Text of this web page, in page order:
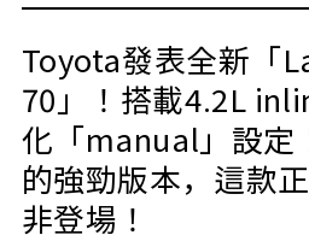
Toyota發表全新「
70」！搭載4.2L
化「manual」設定
的強勁版本，這款
非登場！